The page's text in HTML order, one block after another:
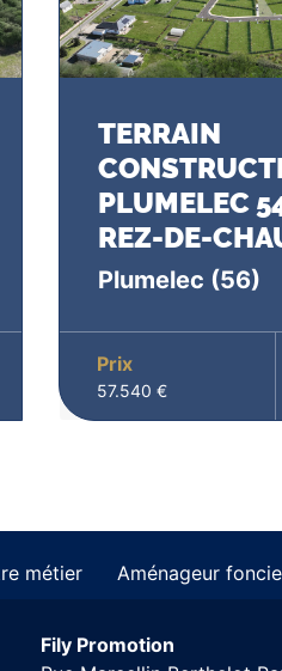
TERRAIN
PLUMELEC
REZ-DE-
Plumelec (56)
Prix
57.540 €
métier Aménageur
Fily Promotion